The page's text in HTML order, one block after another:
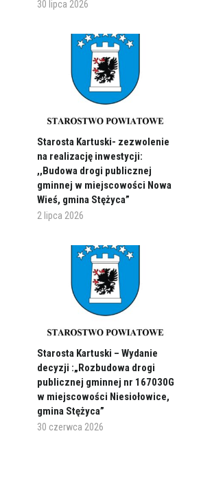
30 lipca 2026
Starosta Kartuski- zezwolenie
na realizację inwestycji:
,,Budowa drogi publicznej
gminnej w miejscowości Nowa
Wieś, gmina Stężyca”
2 lipca 2026
Starosta Kartuski – Wydanie
decyzji :„Rozbudowa drogi
publicznej gminnej nr 167030G
w miejscowości Niesiołowice,
gmina Stężyca”
30 czerwca 2026